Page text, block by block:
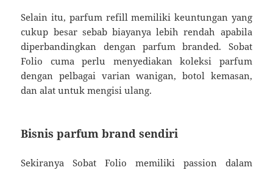
Selain itu, parfum refill memiliki keuntungan yang
cukup besar sebab biayanya lebih rendah apabila
diperbandingkan dengan parfum branded. Sobat
Folio cuma perlu menyediakan koleksi parfum
dengan pelbagai varian wanigan, botol kemasan,
dan alat untuk mengisi ulang.
Bisnis parfum brand sendiri
Sekiranya Sobat Folio memiliki passion dalam